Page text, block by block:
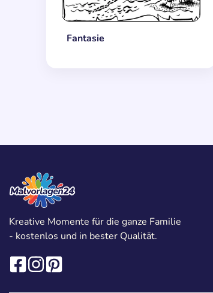
Fantasie
Kreative Momente für die ganze Familie
- kostenlos und in bester Qualität.